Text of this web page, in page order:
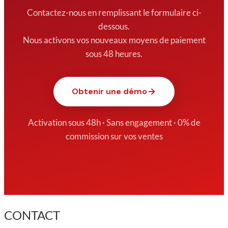
Contactez-nous en remplissant le formulaire ci-
dessous.
Nous activons vos nouveaux moyens de paiement
sous 48 heures.
Obtenir une démo
Activation sous 48h · Sans engagement · 0% de
commission sur vos ventes
CONTACT